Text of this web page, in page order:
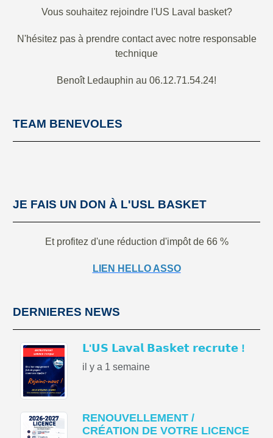
Vous souhaitez rejoindre l'US Laval basket?
N'hésitez pas à prendre contact avec notre responsable
technique
Benoît Ledauphin au 06.12.71.54.24!
TEAM BENEVOLES
JE FAIS UN DON À L'USL BASKET
Et profitez d'une réduction d'impôt de 66 %
LIEN HELLO ASSO
DERNIERES NEWS
𝗟'𝗨𝗦 𝗟𝗮𝘃𝗮𝗹 𝗕𝗮𝘀𝗸𝗲𝘁 𝗿𝗲𝗰𝗿𝘂𝘁𝗲 !
il y a 1 semaine
RENOUVELLEMENT /
CRÉATION DE VOTRE LICENCE